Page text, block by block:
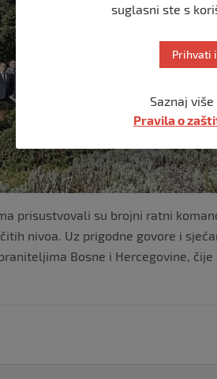
prisustvovali su brojni ratni
nivoa. Uz prigodne govore i
Bosne i Hercegovine,
suglasni ste s
Prihvati
Saznaj
Pravila o